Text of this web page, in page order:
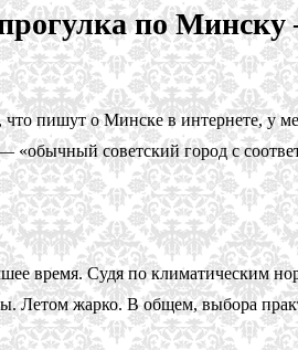
по Минску
что пишут о Минске в интернете, у
советский город с
время. Судя по климатическим
Летом жарко. В общем, выбора